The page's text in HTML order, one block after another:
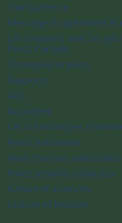
Transparence
Message du président
Les relations avec les
Parcs Canada
Stratégies et plans
Rapports
Avis
Nouvelles
Lieux historiques
Parcs nationaux
Aires marines
Parcs urbains nationaux
Nature et sciences
Culture et histoire